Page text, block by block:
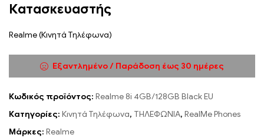
Κατασκευαστής
Realme (Κινητά Τηλέφωνα)
Εξαντλημένο / Παράδοση έως 30 ημέρες
Κωδικός προϊόντος: Realme 8i 4GB/128GB Black EU
Κατηγορίες: Κινητά Τηλέφωνα, ΤΗΛΕΦΩΝΙΑ, RealMe Phones
Μάρκες: Realme